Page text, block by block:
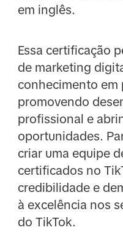
em inglês.
Essa certificação
de marketing
conhecimento em
promovendo
profissional e
oportunidades.
criar uma equipe
certificados no
credibilidade e
à excelência nos
do TikTok.